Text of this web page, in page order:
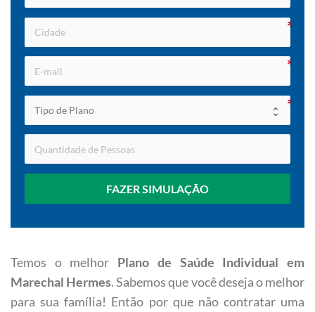
FAZER SIMULAÇÃO
Temos o melhor Plano de Saúde Individual em
Marechal Hermes. Sabemos que você deseja o melhor
para sua família! Então por que não contratar uma